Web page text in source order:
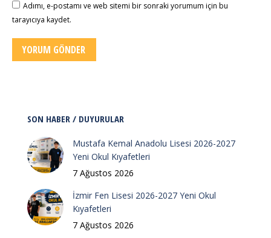
Adımı, e-postamı ve web sitemi bir sonraki yorumum için bu
tarayıcıya kaydet.
YORUM GÖNDER
SON HABER / DUYURULAR
Mustafa Kemal Anadolu Lisesi 2026-2027
Yeni Okul Kıyafetleri
7 Ağustos 2026
İzmir Fen Lisesi 2026-2027 Yeni Okul
Kıyafetleri
7 Ağustos 2026